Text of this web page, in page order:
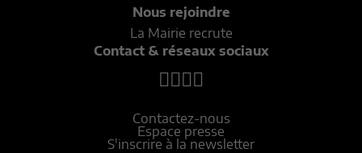
Nous rejoindre
La Mairie recrute
Contact & réseaux sociaux
Contactez-nous
Espace presse
S'inscrire à la newsletter